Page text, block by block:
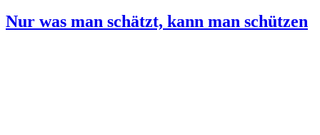
Nur was man schätzt, kann man schützen